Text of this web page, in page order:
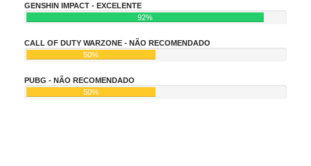
GENSHIN IMPACT - EXCELENTE
92%
CALL OF DUTY WARZONE - NÃO RECOMENDADO
50%
PUBG - NÃO RECOMENDADO
50%